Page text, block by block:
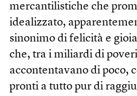
mercantilistiche che
idealizzato,
sinonimo di felicità e
che, tra i miliardi di
accontentavano di poco,
pronti a tutto pur di